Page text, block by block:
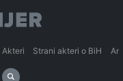
Akteri Strani akteri o BiH